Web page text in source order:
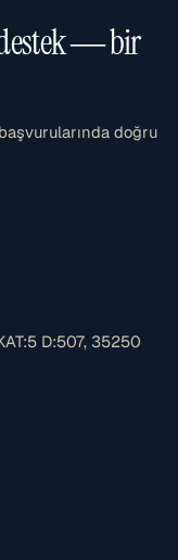
— bir
doğru
D:507, 35250